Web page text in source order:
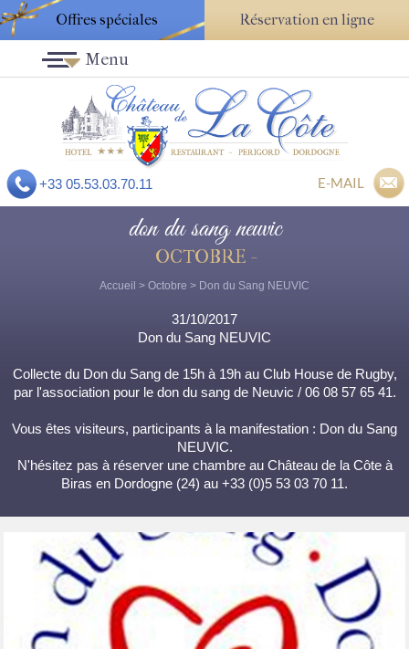
Offres spéciales Réservation en ligne
+33 05.53.03.70.11 E-MAIL
Menu
don du sang neuvic
OCTOBRE -
Accueil > Octobre > Don du Sang NEUVIC
31/10/2017
Don du Sang NEUVIC
Collecte du Don du Sang de 15h à 19h au Club House de Rugby,
par l'association pour le don du sang de Neuvic / 06 08 57 65 41.
Vous êtes visiteurs, participants à la manifestation : Don du Sang
NEUVIC.
N'hésitez pas à réserver une chambre au Château de la Côte à
Biras en Dordogne (24) au +33 (0)5 53 03 70 11.